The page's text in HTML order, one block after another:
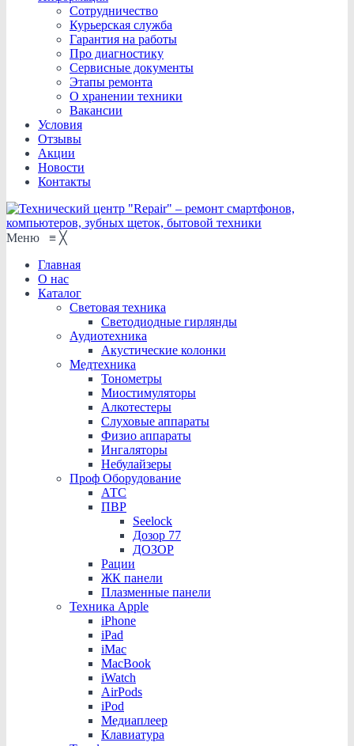
Сотрудничество
Курьерская служба
Гарантия на работы
Про диагностику
Сервисные документы
Этапы ремонта
О хранении техники
Вакансии
Условия
Отзывы
Акции
Новости
Контакты
Меню ≡ ╳
Главная
О нас
Каталог
Световая техника
Светодиодные гирлянды
Аудиотехника
Акустические колонки
Медтехника
Тонометры
Миостимуляторы
Алкотестеры
Слуховые аппараты
Физио аппараты
Ингаляторы
Небулайзеры
Проф Оборудование
АТС
ПВР
Seelock
Дозор 77
ДОЗОР
Рации
ЖК панели
Плазменные панели
Техника Apple
iPhone
iPad
iMac
MacBook
iWatch
AirPods
iPod
Медиаплеер
Клавиатура